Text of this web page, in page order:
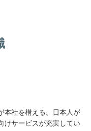
本社を構える。日本人が
けサービスが充実してい